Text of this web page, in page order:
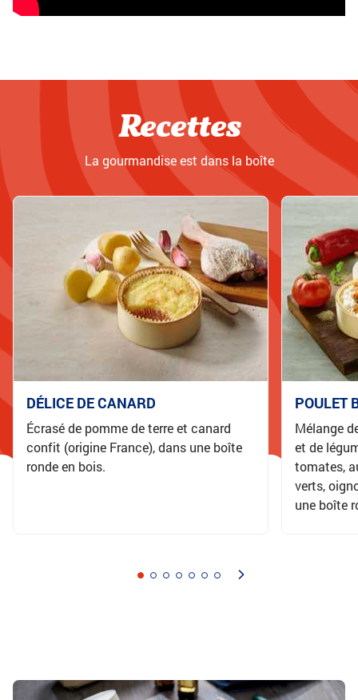
Recettes
La gourmandise est dans la boîte
DÉLICE DE CANARD
Écrasé de pomme de terre et canard
confit (origine France), dans une boîte
ronde en bois.
POULET
Mélange
et de
tomates,
verts,
une boîte